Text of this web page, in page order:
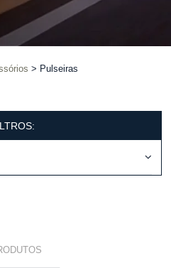
Pulseiras